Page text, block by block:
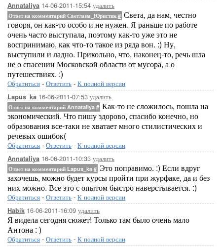
Annataliya 14-06-2011-15:54 удалить
Ответ на комментарий Светлана_Юристик # Света, да нам, честно
говоря, он как-то особо и не нужен. Я раньше по работе
очень часто выступала, поэтому как-то уже это не
воспринимаю, как что-то такое из ряда вон. :) Ну,
выступили и ладно. Прикольно, что, наконец-то, речь шла
не о спасении Московской области от мусора, а о
путешествиях. :)
Обратиться - Ответить - К полной версии
Lapus_ka 16-06-2011-07:53 удалить
Ответ на комментарий Annataliya # Как-то не сложилось, пошла на
экономический. Что пишу здорово, спасибо конечно, но
образования все-таки не хватает много стилистических и
речевых ошибок(
Обратиться - Ответить - К полной версии
Annataliya 16-06-2011-10:33 удалить
Ответ на комментарий Lapus_ka # Это поправимо. :) Если вдруг
захочешь, можно будет курсы пройти при журфаке, да и без
них можно. Все это с опытом быстро наверстывается. :)
Обратиться - Ответить - К полной версии
Habik 16-06-2011-16:09 удалить
Я видела сегодня сюжет! Только там было очень мало
Антона : )
Обратиться - Ответить - К полной версии